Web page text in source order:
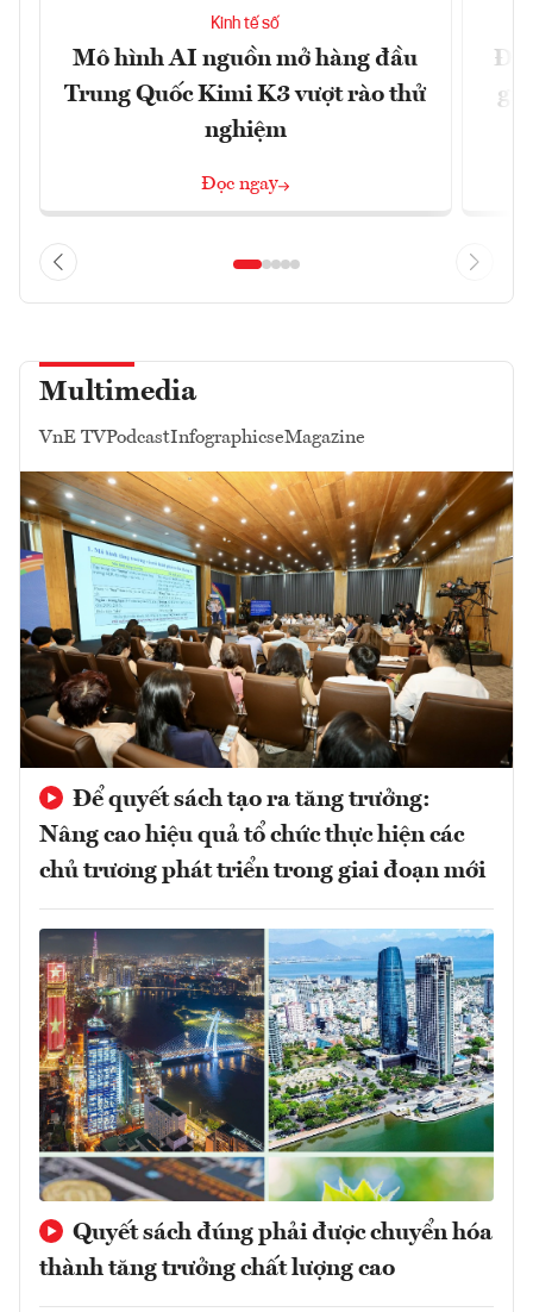
Kinh tế số
Mô hình AI nguồn mở hàng đầu
Trung Quốc Kimi K3 vượt rào thử
nghiệm
Đọc ngay
Đề
Multimedia
VnE TVPodcastInfographicseMagazine
Để quyết sách tạo ra tăng trưởng:
Nâng cao hiệu quả tổ chức thực hiện các
chủ trương phát triển trong giai đoạn mới
Quyết sách đúng phải được chuyển hóa
thành tăng trưởng chất lượng cao